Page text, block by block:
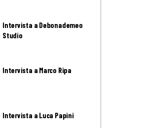
Intervista a Debonademeo
Studio
Intervista a Marco Ripa
Intervista a Luca Papini